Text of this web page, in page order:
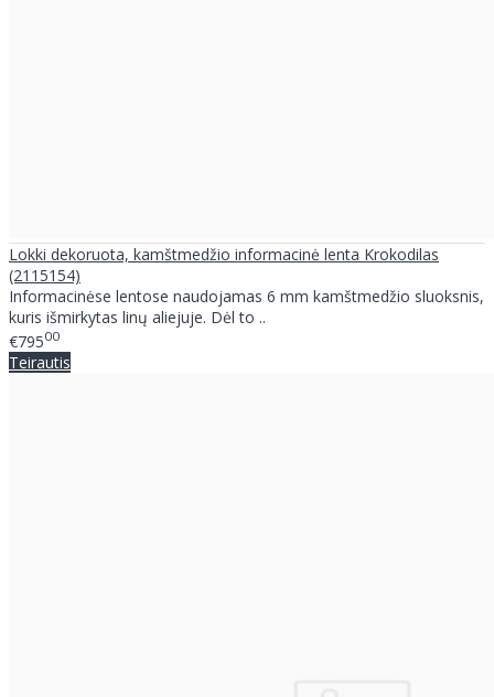
Lokki dekoruota, kamštmedžio informacinė lenta Krokodilas
(2115154)
Informacinėse lentose naudojamas 6 mm kamštmedžio sluoksnis,
kuris išmirkytas linų aliejuje. Dėl to ..
€79500
Teirautis